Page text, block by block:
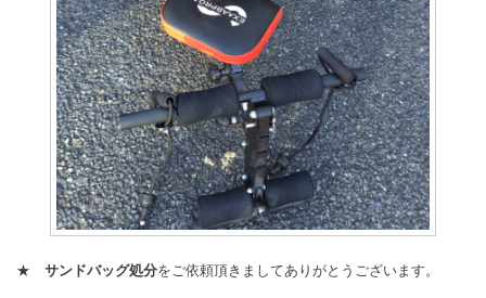
★ サンドバッグ処分をご依頼頂きましてありがとうございます。